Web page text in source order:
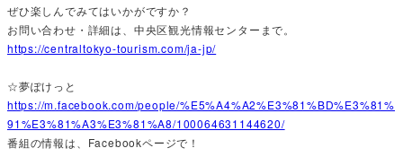
ぜひ楽しんでみてはいかがですか？
お問い合わせ・詳細は、中央区観光情報センターまで。
https://centraltokyo-tourism.com/ja-jp/
☆夢ぽけっと
https://m.facebook.com/people/%E5%A4%A2%E3%81%BD%E3%81%
91%E3%81%A3%E3%81%A8/100064631144620/
番組の情報は、Facebookページで！